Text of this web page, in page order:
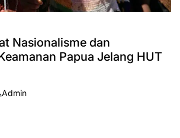
Nasionalisme dan
Papua Jelang HUT
Admin